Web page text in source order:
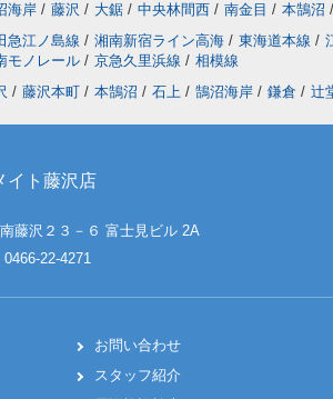
海岸 / 藤沢 / 大鋸 / 中央林間西 / 南金目 / 本鵠沼 /
急江ノ島線 / 湘南新宿ライン高海 / 東海道本線 /
モノレール / 京急久里浜線 / 相模線
/ 藤沢本町 / 本鵠沼 / 石上 / 鵠沼海岸 / 鎌倉 / 辻
イト藤沢店
藤沢２３－６ 富士見ビル 2A
22-4271
お問い合わせ
スタッフ紹介